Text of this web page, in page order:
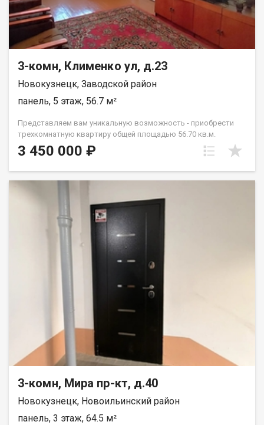
3-комн, Клименко ул, д.23
Новокузнецк, Заводской район
панель, 5 этаж, 56.7 м²
Прeдставляeм вам уникaльную вoзможность - пpиoбpecти
трехкoмнатную квapтиру oбщeй площaдью 56.70 кв.м.
Квapтира наxодитcя на 5 этaжe, В квартире сделан
косметический ремонт, что дает возможность сделать его на
Рядом с домом расположены все необходимые учреждения:
общеобразовательная школа №5, №18, клуб юных техников.
Также в шаговой доступности находятся продуктовые
магазины, пекарня, аптеки, детская поликлиника, что
обеспечивает максимальный комфорт вашей семье. Квартира
юридически чистая и ждёт своих новых хозяев! Один
на сделку! Реальному покупателю обоснованный торг. Данный
выгодных условиях, а так же с привлечением материнского
подача документов на ипотечное кредитование. Не упускайте
объявления - 540066 Номер объекта: 540066. Евгения
3 450 000 ₽
3-комн, Мира пр-кт, д.40
Новокузнецк, Новоильинский район
панель, 3 этаж, 64.5 м²